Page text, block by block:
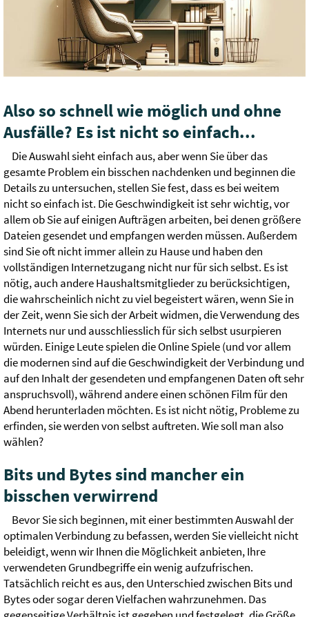
Also so schnell wie möglich und ohne
Ausfälle? Es ist nicht so einfach...
Die Auswahl sieht einfach aus, aber wenn Sie über das
gesamte Problem ein bisschen nachdenken und beginnen die
Details zu untersuchen, stellen Sie fest, dass es bei weitem
nicht so einfach ist. Die Geschwindigkeit ist sehr wichtig, vor
allem ob Sie auf einigen Aufträgen arbeiten, bei denen größere
Dateien gesendet und empfangen werden müssen. Außerdem
sind Sie oft nicht immer allein zu Hause und haben den
vollständigen Internetzugang nicht nur für sich selbst. Es ist
nötig, auch andere Haushaltsmitglieder zu berücksichtigen,
die wahrscheinlich nicht zu viel begeistert wären, wenn Sie in
der Zeit, wenn Sie sich der Arbeit widmen, die Verwendung des
Internets nur und ausschliesslich für sich selbst usurpieren
würden. Einige Leute spielen die Online Spiele (und vor allem
die modernen sind auf die Geschwindigkeit der Verbindung und
auf den Inhalt der gesendeten und empfangenen Daten oft sehr
anspruchsvoll), während andere einen schönen Film für den
Abend herunterladen möchten. Es ist nicht nötig, Probleme zu
erfinden, sie werden von selbst auftreten. Wie soll man also
wählen?
Bits und Bytes sind mancher ein
bisschen verwirrend
Bevor Sie sich beginnen, mit einer bestimmten Auswahl der
optimalen Verbindung zu befassen, werden Sie vielleicht nicht
beleidigt, wenn wir Ihnen die Möglichkeit anbieten, Ihre
verwendeten Grundbegriffe ein wenig aufzufrischen.
Tatsächlich reicht es aus, den Unterschied zwischen Bits und
Bytes oder sogar deren Vielfachen wahrzunehmen. Das